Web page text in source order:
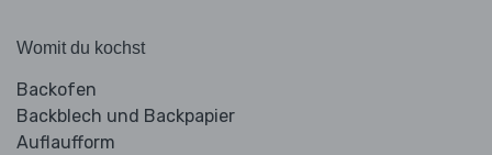
Womit du kochst
Backofen
Backblech und Backpapier
Auflaufform